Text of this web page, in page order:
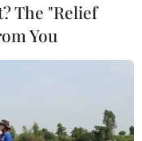
The "Relief
You